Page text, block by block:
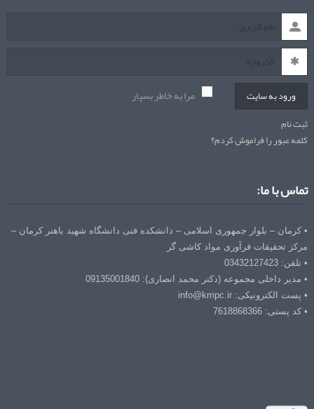
ورود به سایت مرا به خاطر بسپار
ثبت نام
کلمه عبور را فراموش کردم؟
تماس با ما:
• کرمان – بلوار جمهوری اسلامی – دانشکده فنی دانشگاه شهید باهنر کرمان –
مرکز تحقیقات فرآوری مواد کاشی گر
• تلفن: 03432127423
• مدیر داخلی مجموعه (دکتر محمد انصاری): 09135001840
• پست الکترونیکی: info@kmpc.ir
• کد پستی: 7618868366